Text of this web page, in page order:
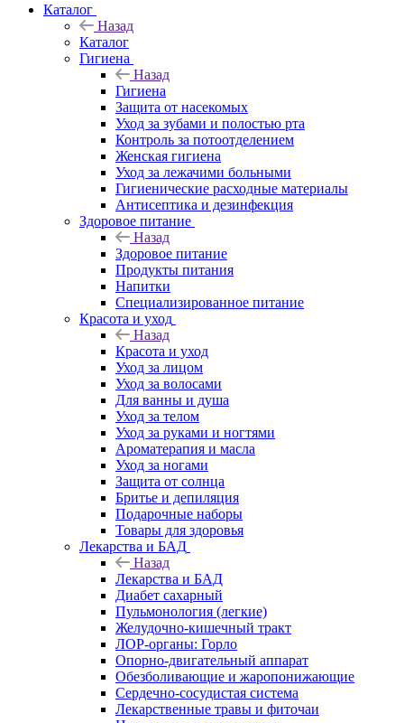
Каталог
Назад
Каталог
Гигиена
Назад
Гигиена
Защита от насекомых
Уход за зубами и полостью рта
Контроль за потоотделением
Женская гигиена
Уход за лежачими больными
Гигиенические расходные материалы
Антисептика и дезинфекция
Здоровое питание
Назад
Здоровое питание
Продукты питания
Напитки
Специализированное питание
Красота и уход
Назад
Красота и уход
Уход за лицом
Уход за волосами
Для ванны и душа
Уход за телом
Уход за руками и ногтями
Ароматерапия и масла
Уход за ногами
Защита от солнца
Бритье и депиляция
Подарочные наборы
Товары для здоровья
Лекарства и БАД
Назад
Лекарства и БАД
Диабет сахарный
Пульмонология (легкие)
Желудочно-кишечный тракт
ЛОР-органы: Горло
Опорно-двигательный аппарат
Обезболивающие и жаропонижающие
Сердечно-сосудистая система
Лекарственные травы и фиточаи